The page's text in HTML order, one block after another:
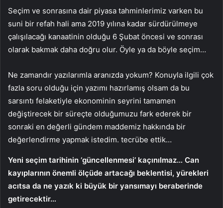
Seçim ve sonrasına dair piyasa tahminlerimiz varken bu
suni bir refah hali ama 2019 yılına kadar sürdürülmeye
çalışılacağı kanaatinin olduğu 6 Şubat öncesi ve sonrası
olarak bakmak daha doğru olur. Öyle ya da böyle seçim…
Ne zamandır yazılarımla aranızda yokum? Konuyla ilgili çok
fazla soru olduğu için yazımı hazırlamış olsam da bu
sarsıntı felaketiyle ekonominin seyrini tamamen
değiştirecek bir süreçte olduğumuzu fark ederek bir
sonraki en değerli gündem maddemiz hakkında bir
değerlendirme yapmak istedim. tecrübe ettik…
Yeni seçim tarihinin ‘güncellenmesi’ kaçınılmaz… Can
kayıplarının önemli ölçüde artacağı beklentisi, yürekleri
acıtsa da ne yazık ki büyük bir yansımayı beraberinde
getirecektir…